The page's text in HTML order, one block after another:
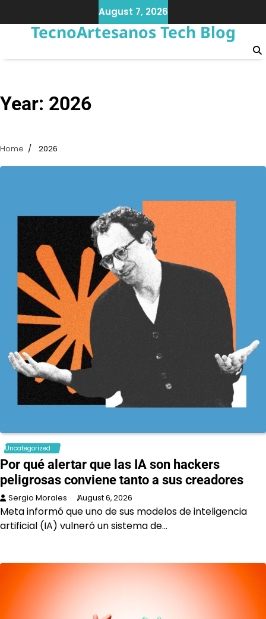
to
content
August 7, 2026
TecnoArtesanos Tech Blog
Year: 2026
Home 2026
Uncategorized
Por qué alertar que las IA son hackers
peligrosas conviene tanto a sus creadores
Sergio Morales August 6, 2026
Meta informó que uno de sus modelos de inteligencia
artificial (IA) vulneró un sistema de…